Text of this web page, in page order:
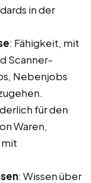
in der
: Fähigkeit, mit
Scanner-
Nebenjobs
für den
Waren,
: Wissen über